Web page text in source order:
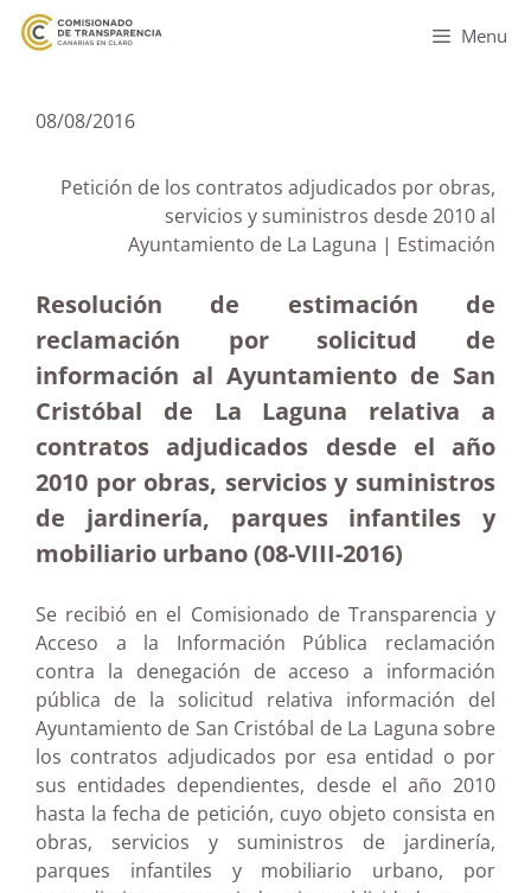
Menu
08/08/2016
Petición de los contratos adjudicados por obras,
servicios y suministros desde 2010 al
Ayuntamiento de La Laguna | Estimación
Resolución de estimación de
reclamación por solicitud de
información al Ayuntamiento de San
Cristóbal de La Laguna relativa a
contratos adjudicados desde el año
2010 por obras, servicios y suministros
de jardinería, parques infantiles y
mobiliario urbano (08-VIII-2016)
Se recibió en el Comisionado de Transparencia y
Acceso a la Información Pública reclamación
contra la denegación de acceso a información
pública de la solicitud relativa información del
Ayuntamiento de San Cristóbal de La Laguna sobre
los contratos adjudicados por esa entidad o por
sus entidades dependientes, desde el año 2010
hasta la fecha de petición, cuyo objeto consista en
obras, servicios y suministros de jardinería,
parques infantiles y mobiliario urbano, por